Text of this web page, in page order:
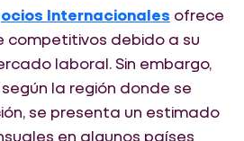
Internacionales ofrece
debido a su
laboral. Sin embargo,
la región donde se
se presenta un estimado
en algunos países